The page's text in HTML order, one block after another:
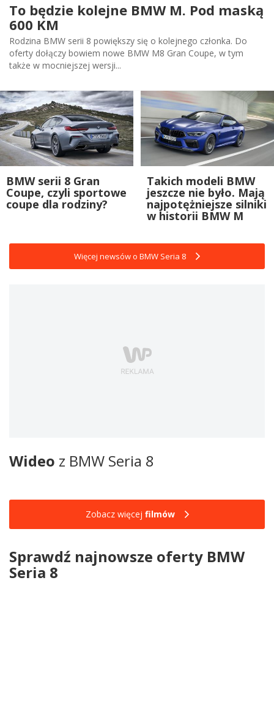
To będzie kolejne BMW M. Pod maską
600 KM
Rodzina BMW serii 8 powiększy się o kolejnego członka. Do
oferty dołączy bowiem nowe BMW M8 Gran Coupe, w tym
także w mocniejszej wersji...
BMW serii 8 Gran
Coupe, czyli sportowe
coupe dla rodziny?
Takich modeli BMW
jeszcze nie było. Mają
najpotężniejsze silniki
w historii BMW M
Więcej newsów o BMW Seria 8
Wideo z BMW Seria 8
Zobacz więcej filmów
Sprawdź najnowsze oferty BMW
Seria 8